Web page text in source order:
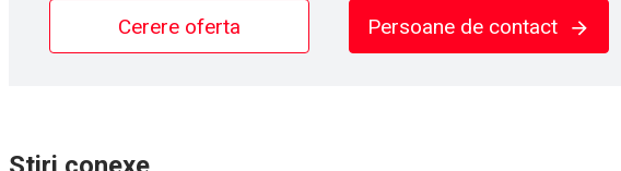
Cerere oferta Persoane de contact